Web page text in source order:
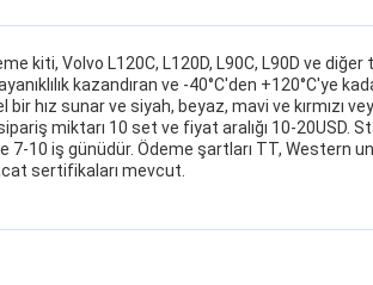
kiti, Volvo L120C, L120D, L90C, L90D ve diğer
kazandıran ve -40°C'den +120°C'ye
hız sunar ve siyah, beyaz, mavi ve kırmızı
miktarı 10 set ve fiyat aralığı 10-20USD.
10 iş günüdür. Ödeme şartları TT, Western
sertifikaları mevcut.